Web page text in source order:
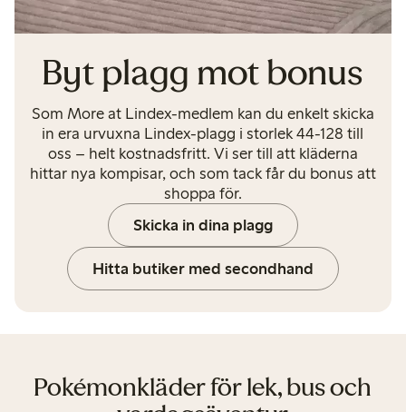
Byt plagg mot bonus
Som More at Lindex-medlem kan du enkelt skicka
in era urvuxna Lindex-plagg i storlek 44-128 till
oss – helt kostnadsfritt. Vi ser till att kläderna
hittar nya kompisar, och som tack får du bonus att
shoppa för.
Skicka in dina plagg
Hitta butiker med secondhand
Pokémonkläder för lek, bus och